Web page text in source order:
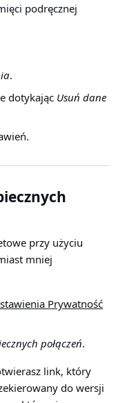
podręcznej
.
dotykając Usuń dane
przy użyciu
mniej
Prywatność
połączeń.
link, który
do wersji